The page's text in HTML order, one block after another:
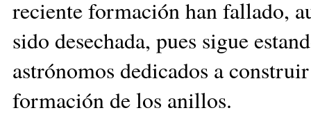
reciente formación han fallado,
sido desechada, pues sigue
astrónomos dedicados a
formación de los anillos.